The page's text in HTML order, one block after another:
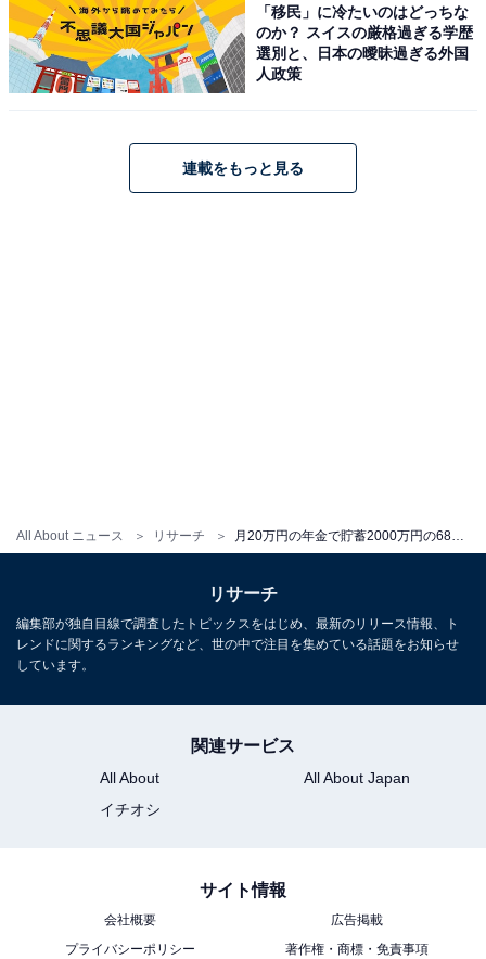
All About ニュース リサーチ
さらに豊かな暮らしができるわけですから、多いに越し
たことはありません」と語る男性。
で労働人口が減少し、高齢人口が多くなってきていま
す。かつてのビラミッド型の人口構成とは大きく変化し
せん」ときっぱり回答した男性。
ピーク年収も60代とのこと。収入に対しての後悔は残ら
ない、稼ぎ切るような形で現役時代を終えたようです。
費から無駄なものは省くよう工夫しています。健康には
気を付けて病気にならないよう、適度な運動をして栄養
バランスの取れた食事を心がけ、規則正しく生活してい
「移民」に冷たいのはどっちな
のか？ スイスの厳格過ぎる学歴
選別と、日本の曖昧過ぎる外国
人政策
連載をもっと見る
リサーチ
編集部が独自目線で調査したトピックスをはじめ、最新のリリース情報、ト
レンドに関するランキングなど、世の中で注目を集めている話題をお知らせ
しています。
関連サービス
All About
All About Japan
イチオシ
サイト情報
会社概要
広告掲載
プライバシーポリシー
著作権・商標・免責事項